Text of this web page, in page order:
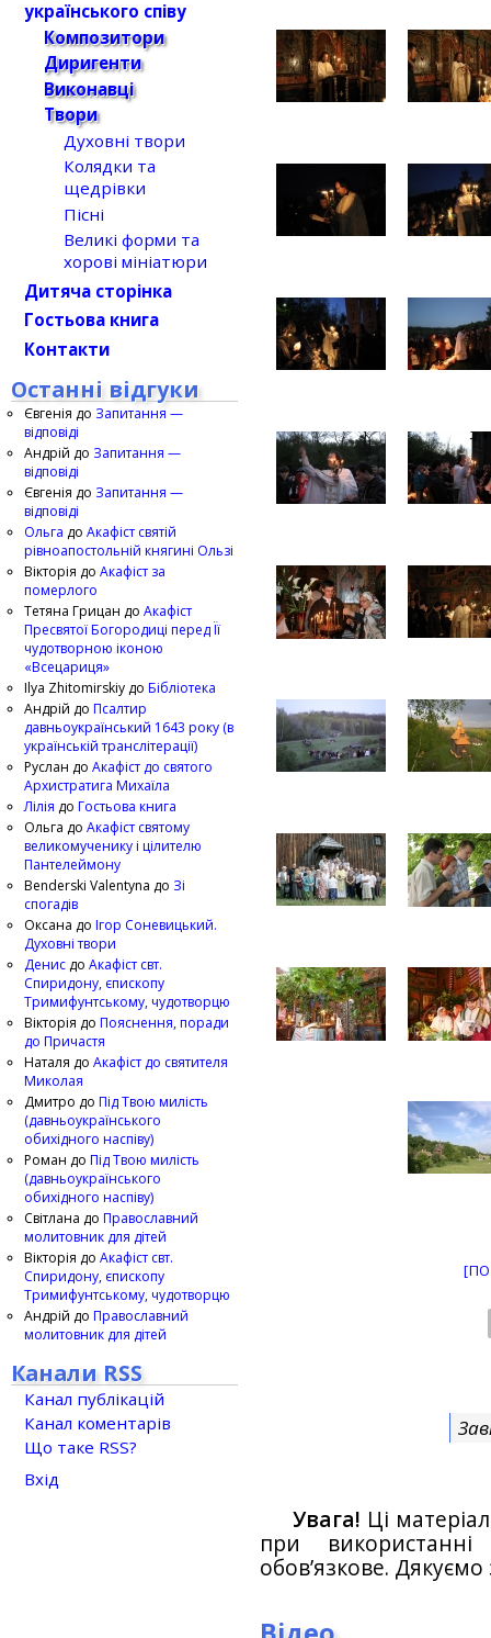
Увага! Ці
при
обов’язкове.
українського співу
Композитори
Диригенти
Виконавці
Твори
Духовні твори
Колядки та
щедрівки
Пісні
Великі форми та
хорові мініатюри
Дитяча сторінка
Гостьова книга
Контакти
Останні відгуки
Євгенія до Запитання —
відповіді
Андрій до Запитання —
відповіді
Євгенія до Запитання —
відповіді
Ольга до Акафіст святій
рівноапостольній княгині Ользі
Вікторія до Акафіст за
померлого
Тетяна Грицан до Акафіст
Пресвятої Богородиці перед Її
чудотворною іконою
«Всецариця»
Ilya Zhitomirskiy до Бібліотека
Андрій до Псалтир
давньоукраїнський 1643 року (в
українській транслітерації)
Руслан до Акафіст до святого
Архистратига Михаїла
Лілія до Гостьова книга
Ольга до Акафіст святому
великомученику і цілителю
Пантелеймону
Benderski Valentyna до Зі
спогадів
Оксана до Ігор Соневицький.
Духовні твори
Денис до Акафіст свт.
Спиридону, єпископу
Тримифунтському, чудотворцю
Вікторія до Пояснення, поради
до Причастя
Наталя до Акафіст до святителя
Миколая
Дмитро до Під Твою милість
(давньоукраїнського
обихідного наспіву)
Роман до Під Твою милість
(давньоукраїнського
обихідного наспіву)
Світлана до Православний
молитовник для дітей
Вікторія до Акафіст свт.
Спиридону, єпископу
Тримифунтському, чудотворцю
Андрій до Православний
молитовник для дітей
Канали RSS
Канал публікацій
Канал коментарів
Що таке RSS?
Вхід